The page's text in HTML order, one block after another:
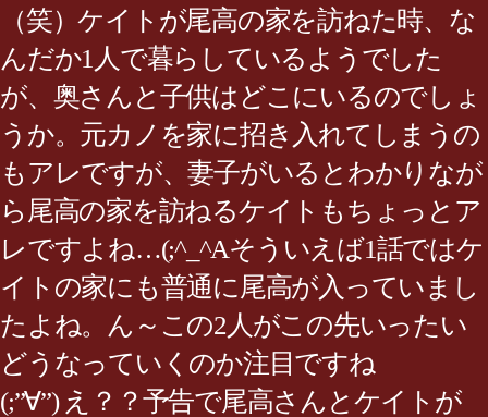
（笑）ケイトが尾高の家を訪ねた時、な
んだか1人で暮らしているようでした
が、奥さんと子供はどこにいるのでしょ
うか。元カノを家に招き入れてしまうの
もアレですが、妻子がいるとわかりなが
ら尾高の家を訪ねるケイトもちょっとア
レですよね…(;^_^Aそういえば1話ではケ
イトの家にも普通に尾高が入っていまし
たよね。ん～この2人がこの先いったい
どうなっていくのか注目ですね
(;”∀”) え？？予告で尾高さんとケイトが